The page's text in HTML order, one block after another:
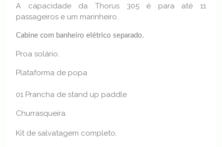
A capacidade da Thorus 305 é para até 11
passageiros e um marinheiro.
Cabine com banheiro elétrico separado.
Proa solário.
Plataforma de popa
01 Prancha de stand up paddle
Churrasqueira.
Kit de salvatagem completo.